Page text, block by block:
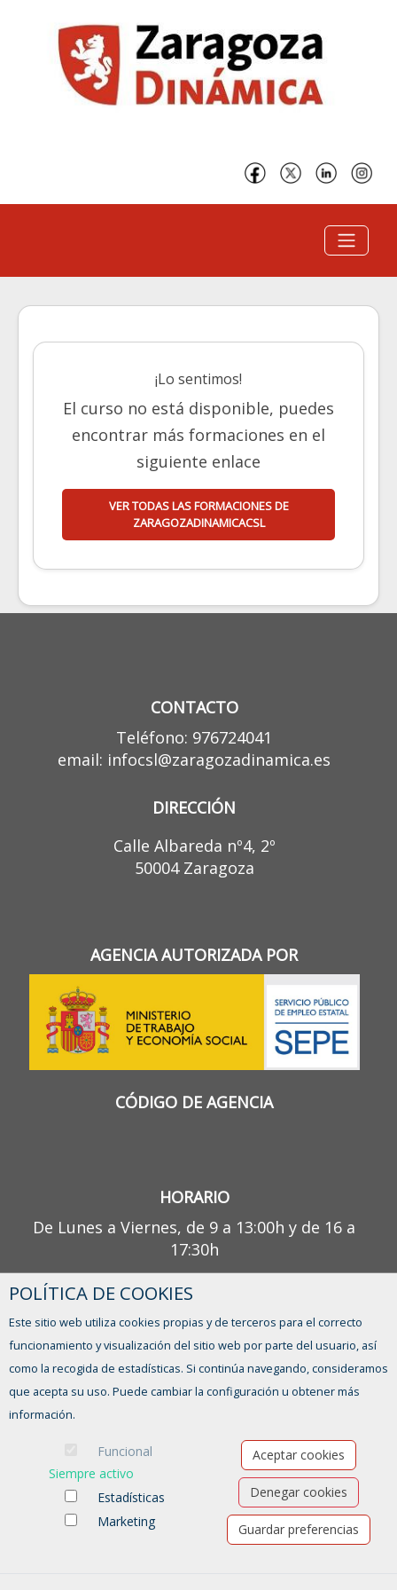
¡Lo sentimos!
El curso no está disponible, puedes
encontrar más formaciones en el
siguiente enlace
VER TODAS LAS FORMACIONES DE
ZARAGOZADINAMICACSL
CONTACTO
Teléfono: 976724041
email: infocsl@zaragozadinamica.es
DIRECCIÓN
Calle Albareda nº4, 2º
50004 Zaragoza
AGENCIA AUTORIZADA POR
CÓDIGO DE AGENCIA
HORARIO
De Lunes a Viernes, de 9 a 13:00h y de 16 a
17:30h
¿TIENES ALGUNA DUDA?
CONTACTO
POLÍTICA DE COOKIES
Este sitio web utiliza cookies propias y de terceros para el correcto
funcionamiento y visualización del sitio web por parte del usuario, así
como la recogida de estadísticas. Si continúa navegando, consideramos
que acepta su uso. Puede cambiar la configuración u obtener más
información.
Funcional
Siempre activo
Estadísticas
Marketing
Aceptar cookies
Denegar cookies
Guardar preferencias